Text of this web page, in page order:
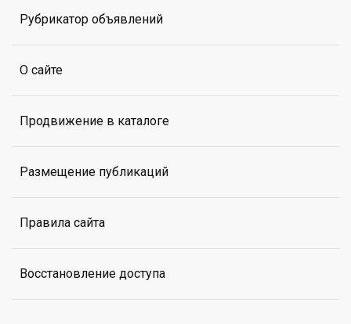
Рубрикатор объявлений
О сайте
Продвижение в каталоге
Размещение публикаций
Правила сайта
Восстановление доступа